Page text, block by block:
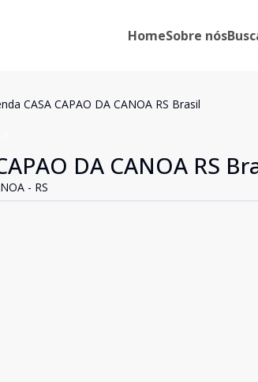
HomeSobre nós
CASA CAPAO DA CANOA RS Brasil
DA CANOA RS
- RS